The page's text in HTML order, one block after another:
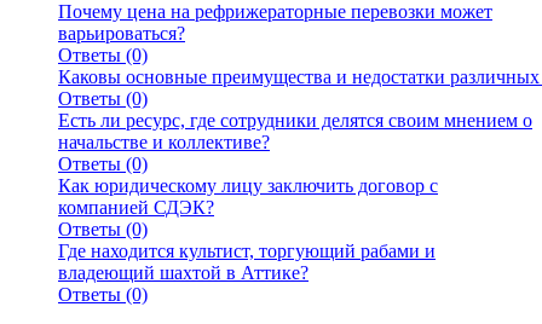
Почему цена на рефрижераторные перевозки может
варьироваться?
Ответы (0)
Каковы основные преимущества и недостатки
Ответы (0)
Есть ли ресурс, где сотрудники делятся своим мнением о
начальстве и коллективе?
Ответы (0)
Как юридическому лицу заключить договор с
компанией СДЭК?
Ответы (0)
Где находится культист, торгующий рабами и
владеющий шахтой в Аттике?
Ответы (0)